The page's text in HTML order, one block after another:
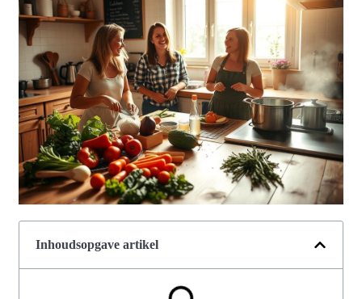
Inhoudsopgave artikel